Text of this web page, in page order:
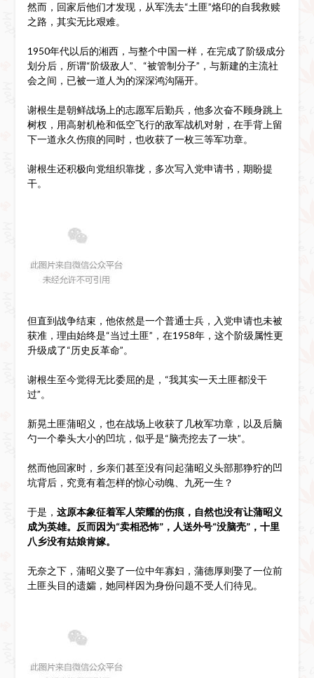
然而，回家后他们才发现，从军洗去“土匪”烙印的自我救赎
之路，其实无比艰难。
1950年代以后的湘西，与整个中国一样，在完成了阶级成分
划分后，所谓“阶级敌人”、“被管制分子”，与新建的主流社
会之间，已被一道人为的深深鸿沟隔开。
谢根生是朝鲜战场上的志愿军后勤兵，他多次奋不顾身跳上
树杈，用高射机枪和低空飞行的敌军战机对射，在手背上留
下一道永久伤痕的同时，也收获了一枚三等军功章。
谢根生还积极向党组织靠拢，多次写入党申请书，期盼提
干。
但直到战争结束，他依然是一个普通士兵，入党申请也未被
获准，理由始终是“当过土匪”，在1958年，这个阶级属性更
升级成了“历史反革命”。
谢根生至今觉得无比委屈的是，“我其实一天土匪都没干
过”。
新晃土匪蒲昭义，也在战场上收获了几枚军功章，以及后脑
勺一个拳头大小的凹坑，似乎是“脑壳挖去了一块”。
然而他回家时，乡亲们甚至没有问起蒲昭义头部那狰狞的凹
坑背后，究竟有着怎样的惊心动魄、九死一生？
于是， 这原本象征着军人荣耀的伤痕，自然也没有让蒲昭义
成为英雄。反而因为“卖相恐怖”，人送外号“没脑壳”，十里
八乡没有姑娘肯嫁。
无奈之下，蒲昭义娶了一位中年寡妇，蒲德厚则娶了一位前
土匪头目的遗孀，她同样因为身份问题不受人们待见。